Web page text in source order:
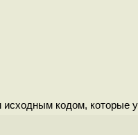
кодом, которые